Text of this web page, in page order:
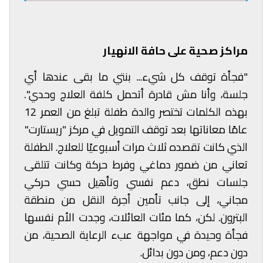
مراكز صحية على حافة الانهيار
"فجأة توقف كل شيء... بنتي ما بقى عندها أي
جلسة، وأنا مش قادرة أتحمل كلفة العلاج وحدي".
بهذه الكلمات تختصر والدة طفلة تبلغ من العمر 12
عامًا معاناتها بعد توقف التمويل في مركز "ريستارت"
الذي كانت تقصده ثلاث مرات أسبوعيًا للعلاج. الطفلة
تعاني من ضمور دماغي وفرط حركة وكانت تتلقى
جلسات نطق، دعم نفسي وتأهيل حسي حركي
مجاني، إلى جانب تأمين أجرة النقل من منطقة
البترون. لكن، كما مئات العائلات، وجدت الأم نفسها
فجأة وحيدة في مواجهة عبء الرعاية الصحية، من
دون دعم، ومن دون بدائل.